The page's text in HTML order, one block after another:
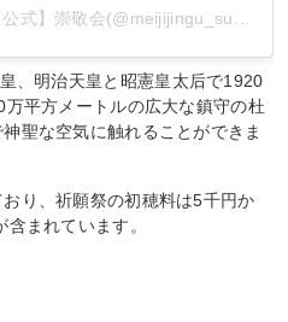
、明治天皇と昭憲皇太后で1920
平方メートルの広大な鎮守の杜
聖な空気に触れることができま
り、祈願祭の初穂料は5千円か
まれています。